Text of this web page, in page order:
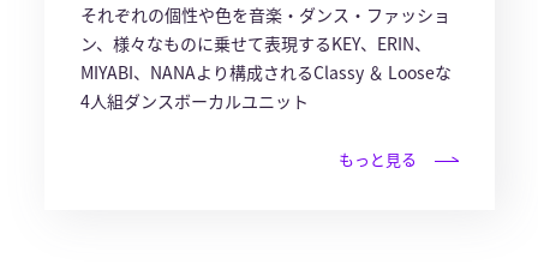
それぞれの個性や色を音楽・ダンス・ファッショ
ン、様々なものに乗せて表現するKEY、ERIN、
MIYABI、NANAより構成されるClassy ＆ Looseな
4人組ダンスボーカルユニット
もっと見る